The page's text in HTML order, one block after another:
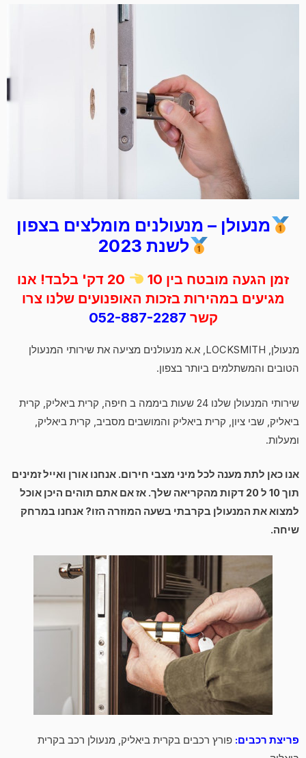
מנעולן – מנעולנים מומלצים בצפון
לשנת 2023
זמן הגעה מובטח בין 10
20 דק' בלבד! אנו
מגיעים במהירות בזכות האופנועים שלנו צרו
קשר 052-887-2287
מנעולן, LOCKSMITH, א.א מנעולנים מציעה את שירותי המנעולן
הטובים והמשתלמים ביותר בצפון.
שירותי המנעולן שלנו 24 שעות ביממה ב חיפה, קרית ביאליק, קרית
ביאליק, שבי ציון, קרית ביאליק והמושבים מסביב, קרית ביאליק,
ומעלות.
אנו כאן לתת מענה לכל מיני מצבי חירום. אנחנו אורן ואייל זמינים
תוך 10 ל 20 דקות מהקריאה שלך. אז אם אתם תוהים היכן אוכל
למצוא את המנעולן בקרבתי בשעה המוזרה הזו? אנחנו במרחק
שיחה.
פריצת רכבים: פורץ רכבים בקרית ביאליק, מנעולן רכב בקרית